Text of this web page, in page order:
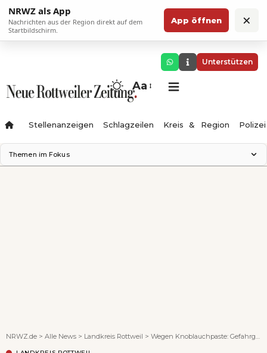
NRWZ als App
Nachrichten aus der Region direkt auf dem
Startbildschirm.
App öffnen ×
Unterstützen
Aa
Stellenanzeigen Schlagzeilen Kreis & Region Polizei
Themen im Fokus
NRWZ.de > Alle News > Landkreis Rottweil > Wegen Knoblauchpaste: Gefahrguteinsatz in Schenkenzell